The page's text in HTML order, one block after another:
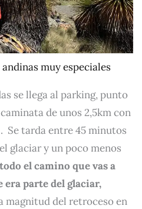
muy especiales
se llega al parking, punto
de unos 2,5km con
Se tarda entre 45 minutos
glaciar y un poco menos
todo el camino que vas a
parte del glaciar,
magnitud del retroceso en